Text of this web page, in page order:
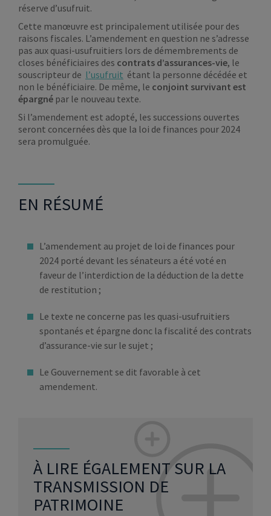
réserve d’usufruit.
Cette manœuvre est principalement utilisée pour des
raisons fiscales. L’amendement en question ne s’adresse
pas aux quasi-usufruitiers lors de démembrements de
closes bénéficiaires des contrats d’assurances-vie, le
souscripteur de l’usufruit étant la personne décédée et
non le bénéficiaire. De même, le conjoint survivant est
épargné par le nouveau texte.
Si l’amendement est adopté, les successions ouvertes
seront concernées dès que la loi de finances pour 2024
sera promulguée.
EN RÉSUMÉ
L’amendement au projet de loi de finances pour
2024 porté devant les sénateurs a été voté en
faveur de l’interdiction de la déduction de la dette
de restitution ;
Le texte ne concerne pas les quasi-usufruitiers
spontanés et épargne donc la fiscalité des contrats
d’assurance-vie sur le sujet ;
Le Gouvernement se dit favorable à cet
amendement.
À LIRE ÉGALEMENT SUR LA
TRANSMISSION DE
PATRIMOINE